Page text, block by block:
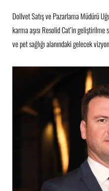
Dollvet Satış ve Pazarlama Müdürü
karma aşısı Resolid Cat’in
ve pet sağlığı alanındaki gelecek